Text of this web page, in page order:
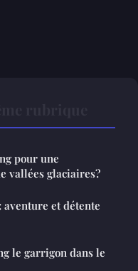
pour une
vallées glaciaires?
aventure et détente
le garrigon dans le